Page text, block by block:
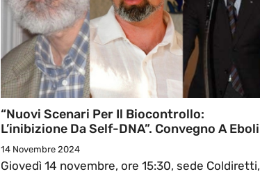
“Nuovi Scenari Per Il Biocontrollo:
L’inibizione Da Self-DNA”. Convegno A Eboli
14 Novembre 2024
Giovedì 14 novembre, ore 15:30, sede Coldiretti,